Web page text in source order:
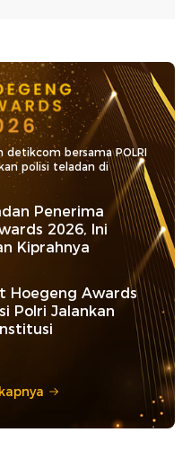
detikcom bersama POLRI
polisi teladan di
Penerima
2026, Ini
Kiprahnya
Hoegeng Awards
Polri Jalankan